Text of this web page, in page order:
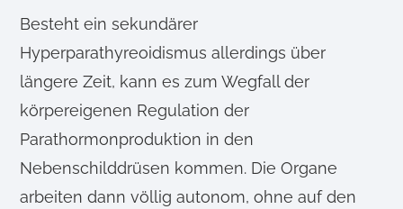
Besteht ein sekundärer
Hyperparathyreoidismus allerdings über
längere Zeit, kann es zum Wegfall der
körpereigenen Regulation der
Parathormonproduktion in den
Nebenschilddrüsen kommen. Die Organe
arbeiten dann völlig autonom, ohne auf den